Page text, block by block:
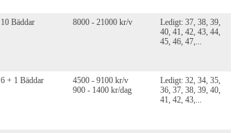
10 Bäddar 8000 - 21000 kr/v
Ledigt: 37, 38, 39,
40, 41, 42, 43, 44,
45, 46, 47,...
6 + 1 Bäddar
4500 - 9100 kr/v
900 - 1400 kr/dag
Ledigt: 32, 34, 35,
36, 37, 38, 39, 40,
41, 42, 43,...